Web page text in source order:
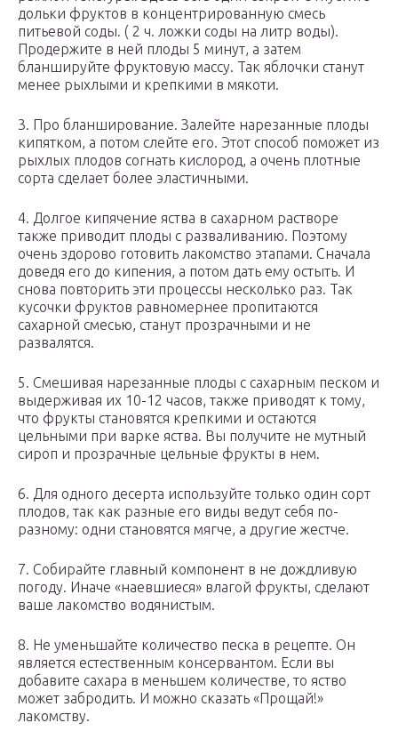
дольки фруктов в концентрированную смесь
питьевой соды. ( 2 ч. ложки соды на литр воды).
Продержите в ней плоды 5 минут, а затем
бланшируйте фруктовую массу. Так яблочки станут
менее рыхлыми и крепкими в мякоти.
3. Про бланширование. Залейте нарезанные плоды
кипятком, а потом слейте его. Этот способ поможет из
рыхлых плодов согнать кислород, а очень плотные
сорта сделает более эластичными.
4. Долгое кипячение яства в сахарном растворе
также приводит плоды с разваливанию. Поэтому
очень здорово готовить лакомство этапами. Сначала
доведя его до кипения, а потом дать ему остыть. И
снова повторить эти процессы несколько раз. Так
кусочки фруктов равномернее пропитаются
сахарной смесью, станут прозрачными и не
развалятся.
5. Смешивая нарезанные плоды с сахарным песком и
выдерживая их 10-12 часов, также приводят к тому,
что фрукты становятся крепкими и остаются
цельными при варке яства. Вы получите не мутный
сироп и прозрачные цельные фрукты в нем.
6. Для одного десерта используйте только один сорт
плодов, так как разные его виды ведут себя по-
разному: одни становятся мягче, а другие жестче.
7. Собирайте главный компонент в не дождливую
погоду. Иначе «наевшиеся» влагой фрукты, сделают
ваше лакомство водянистым.
8. Не уменьшайте количество песка в рецепте. Он
является естественным консервантом. Если вы
добавите сахара в меньшем количестве, то яство
может забродить. И можно сказать «Прощай!»
лакомству.